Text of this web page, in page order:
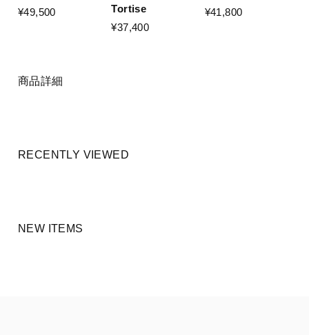
¥49,500
Tortise
¥37,400
¥41,800
商品詳細
RECENTLY VIEWED
NEW ITEMS